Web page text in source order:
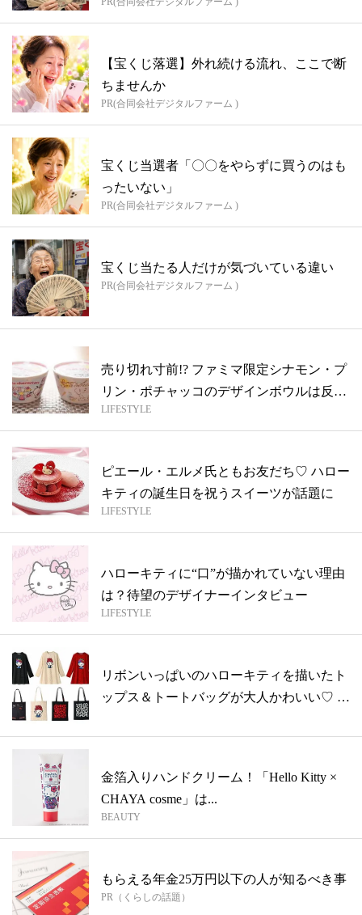
【宝くじ落選】外れ続ける流れ、ここで断
ちませんか
PR(合同会社デジタルファーム )
宝くじ当選者「〇〇をやらずに買うのはも
ったいない」
PR(合同会社デジタルファーム )
宝くじ当たる人だけが気づいている違い
PR(合同会社デジタルファーム )
売り切れ寸前!? ファミマ限定シナモン・プ
リン・ポチャッコのデザインボウルは反
則...
LIFESTYLE
ピエール・エルメ氏ともお友だち♡ ハロー
キティの誕生日を祝うスイーツが話題に
LIFESTYLE
ハローキティに“口”が描かれていない理由
は？待望のデザイナーインタビュー
LIFESTYLE
リボンいっぱいのハローキティを描いたト
ップス＆トートバッグが大人かわいい♡ ワ
金箔入りハンドクリーム！「Hello Kitty ×
CHAYA cosme」は...
BEAUTY
もらえる年金25万円以下の人が知るべき事
PR（くらしの話題）